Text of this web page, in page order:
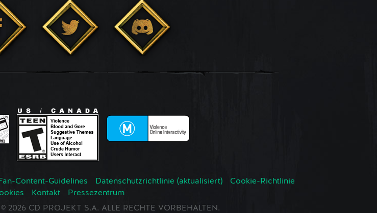
Fan-Content-Guidelines Datenschutzrichtlinie (aktualisiert)
Cookie-Richtlinie
Kontakt
Pressezentrum
CD PROJEKT S.A. ALLE RECHTE VORBEHALTEN.